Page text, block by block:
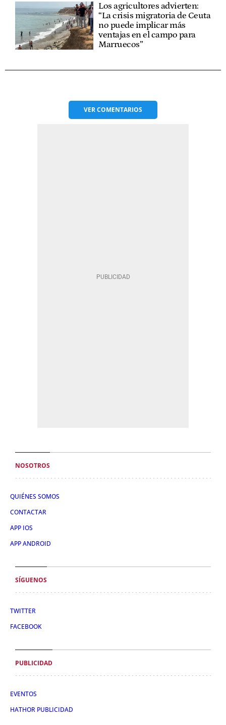
Los agricultores advierten:
“La crisis migratoria de Ceuta
no puede implicar más
ventajas en el campo para
Marruecos”
VERCOMENTARIOS
NOSOTROS
QUIÉNES SOMOS
CONTACTAR
APP IOS
APP ANDROID
SÍGUENOS
TWITTER
FACEBOOK
PUBLICIDAD
EVENTOS
HATHOR PUBLICIDAD